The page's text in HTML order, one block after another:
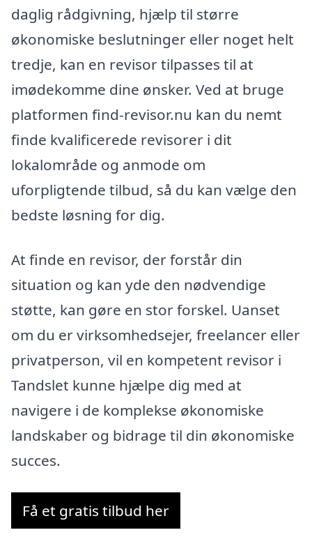
daglig rådgivning, hjælp til større
økonomiske beslutninger eller noget helt
tredje, kan en revisor tilpasses til at
imødekomme dine ønsker. Ved at bruge
platformen find-revisor.nu kan du nemt
finde kvalificerede revisorer i dit
lokalområde og anmode om
uforpligtende tilbud, så du kan vælge den
bedste løsning for dig.
At finde en revisor, der forstår din
situation og kan yde den nødvendige
støtte, kan gøre en stor forskel. Uanset
om du er virksomhedsejer, freelancer eller
privatperson, vil en kompetent revisor i
Tandslet kunne hjælpe dig med at
navigere i de komplekse økonomiske
landskaber og bidrage til din økonomiske
succes.
Få et gratis tilbud her